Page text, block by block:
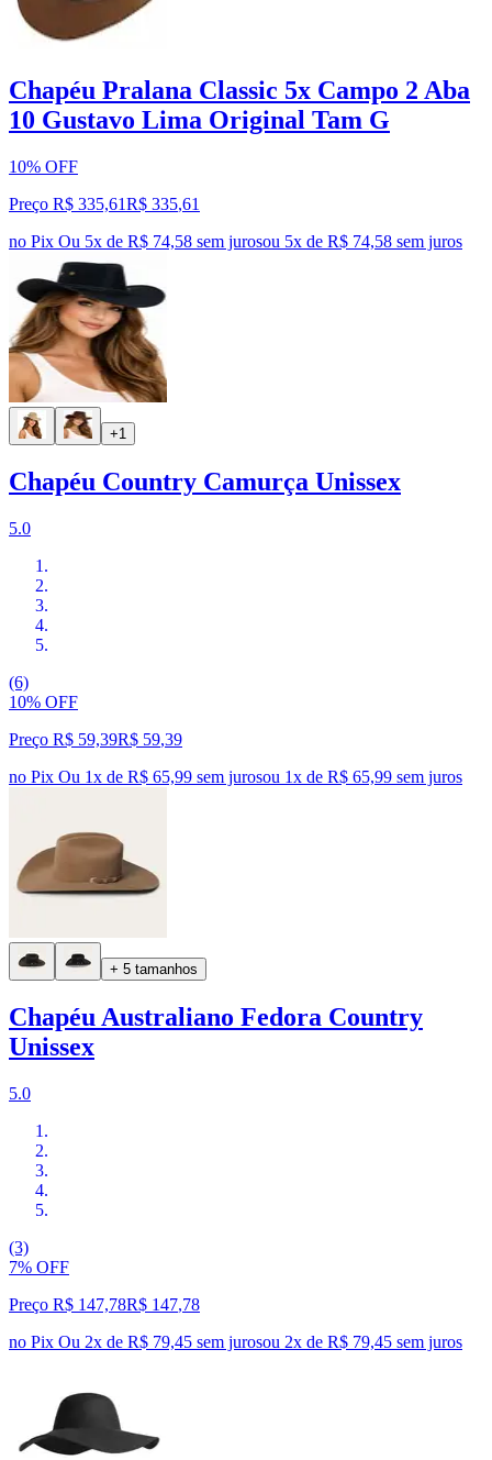
Chapéu Pralana Classic 5x Campo 2 Aba
10 Gustavo Lima Original Tam G
10% OFF
Preço R$ 335,61R$ 335,61
no Pix Ou 5x de R$ 74,58 sem jurosou 5x de R$ 74,58 sem juros
+1
Chapéu Country Camurça Unissex
5.0
(6)
10% OFF
Preço R$ 59,39R$ 59,39
no Pix Ou 1x de R$ 65,99 sem jurosou 1x de R$ 65,99 sem juros
+ 5 tamanhos
Chapéu Australiano Fedora Country
Unissex
5.0
(3)
7% OFF
Preço R$ 147,78R$ 147,78
no Pix Ou 2x de R$ 79,45 sem jurosou 2x de R$ 79,45 sem juros